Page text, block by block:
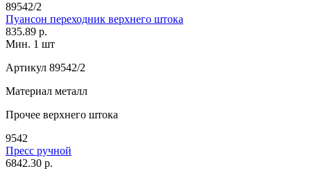
89542/2
Пуансон переходник верхнего штока
835.89 р.
Мин. 1 шт
Артикул 89542/2
Материал металл
Прочее верхнего штока
9542
Пресс ручной
6842.30 р.